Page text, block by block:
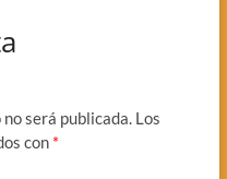
será publicada. Los
con *